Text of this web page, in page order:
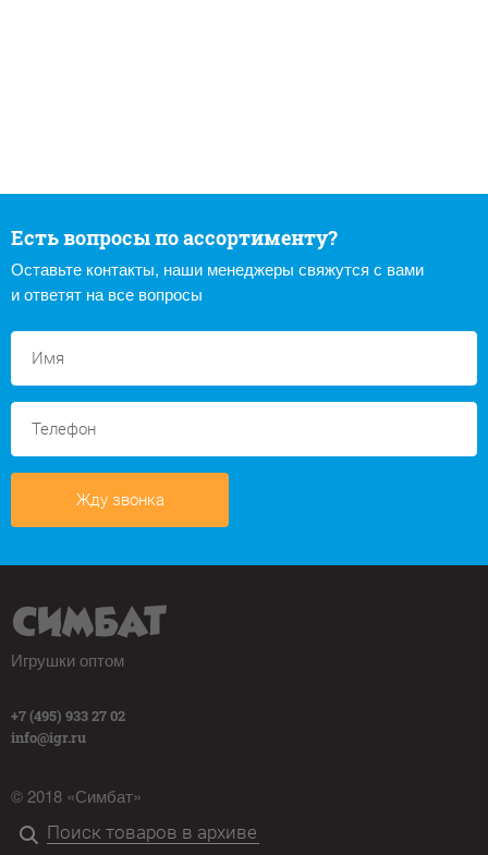
Есть вопросы по ассортименту?
Оставьте контакты, наши менеджеры свяжутся с вами
и ответят на все вопросы
Жду звонка
Игрушки оптом
+7 (495) 933 27 02
info@igr.ru
© 2018 «Симбат»